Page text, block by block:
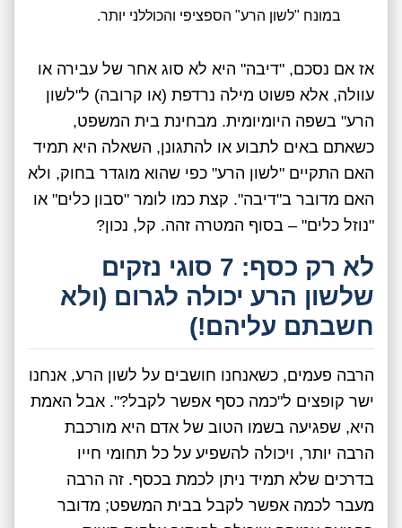
במונח "לשון הרע" הספציפי והכוללני יותר.
אז אם נסכם, "דיבה" היא לא סוג אחר של עבירה או
עוולה, אלא פשוט מילה נרדפת (או קרובה) ל"לשון
הרע" בשפה היומיומית. מבחינת בית המשפט,
כשאתם באים לתבוע או להתגונן, השאלה היא תמיד
האם התקיים "לשון הרע" כפי שהוא מוגדר בחוק, ולא
האם מדובר ב"דיבה". קצת כמו לומר "סבון כלים" או
"נוזל כלים" – בסוף המטרה זהה. קל, נכון?
לא רק כסף: 7 סוגי נזקים
שלשון הרע יכולה לגרום (ולא
חשבתם עליהם!)
הרבה פעמים, כשאנחנו חושבים על לשון הרע, אנחנו
ישר קופצים ל"כמה כסף אפשר לקבל?". אבל האמת
היא, שפגיעה בשמו הטוב של אדם היא מורכבת
הרבה יותר, ויכולה להשפיע על כל תחומי חייו
בדרכים שלא תמיד ניתן לכמת בכסף. זה הרבה
מעבר לכמה אפשר לקבל בבית המשפט; מדובר